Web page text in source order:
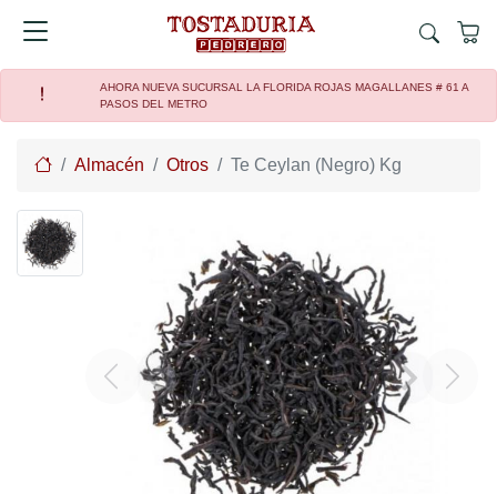
AHORA NUEVA SUCURSAL LA FLORIDA ROJAS MAGALLANES # 61 A
PASOS DEL METRO
HomeAlmacén Otros Te Ceylan (Negro) Kg
Previous Next